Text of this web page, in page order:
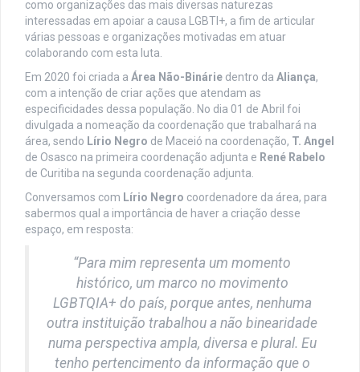
como organizações das mais diversas naturezas
interessadas em apoiar a causa LGBTI+, a fim de articular
várias pessoas e organizações motivadas em atuar
colaborando com esta luta.
Em 2020 foi criada a Área Não-Binárie dentro da Aliança,
com a intenção de criar ações que atendam as
especificidades dessa população. No dia 01 de Abril foi
divulgada a nomeação da coordenação que trabalhará na
área, sendo Lírio Negro de Maceió na coordenação, T. Angel
de Osasco na primeira coordenação adjunta e René Rabelo
de Curitiba na segunda coordenação adjunta.
Conversamos com Lírio Negro coordenadore da área, para
sabermos qual a importância de haver a criação desse
espaço, em resposta:
“Para mim representa um momento
histórico, um marco no movimento
LGBTQIA+ do país, porque antes, nenhuma
outra instituição trabalhou a não binearidade
numa perspectiva ampla, diversa e plural. Eu
tenho pertencimento da informação que o